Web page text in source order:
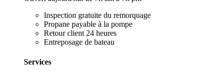
Inspection gratuite du remorquage
Propane payable à la pompe
Retour client 24 heures
Entreposage de bateau
Services